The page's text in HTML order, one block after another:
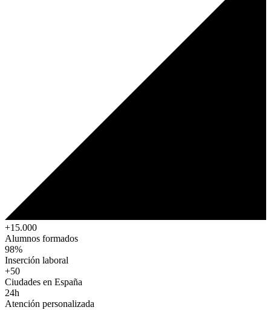
+15.000
Alumnos formados
98%
Inserción laboral
+50
Ciudades en España
24h
Atención personalizada